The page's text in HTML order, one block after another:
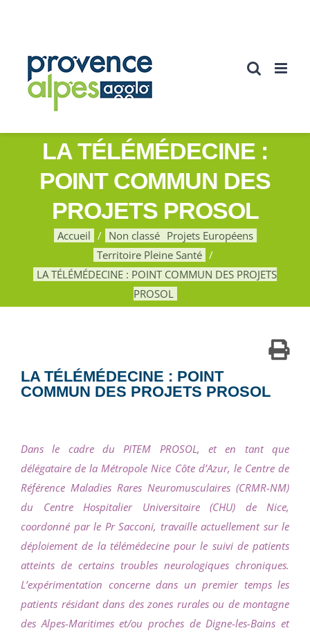
LA TÉLÉMÉDECINE :
POINT COMMUN DES
PROJETS PROSOL
Accueil Non classé Projets Européens
Territoire Pleine Santé
LA TÉLÉMÉDECINE : POINT COMMUN DES PROJETS
PROSOL
LA TÉLÉMÉDECINE : POINT
COMMUN DES PROJETS PROSOL
Dans le cadre du PITEM PROSOL, et en tant que
délégataire de la Métropole Nice Côte d’Azur, le Centre de
Référence Maladies Rares Neuromusculaires (CRMR-NM)
du Centre Hospitalier Universitaire (CHU) de Nice,
coordonné par le Pr Sacconi, travaille actuellement sur le
déploiement de la télémédecine pour le suivi de patients
atteints de certains troubles neurologiques chroniques.
L’expérimentation concerne dans un premier temps les
patients résidant dans des zones rurales ou de montagne
des Alpes-Maritimes et/ou proches de Digne-les-Bains et